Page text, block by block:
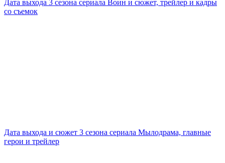
Дата выхода 3 сезона сериала Воин и сюжет, трейлер и кадры
со съемок
Дата выхода и сюжет 3 сезона сериала Мылодрама, главные
герои и трейлер